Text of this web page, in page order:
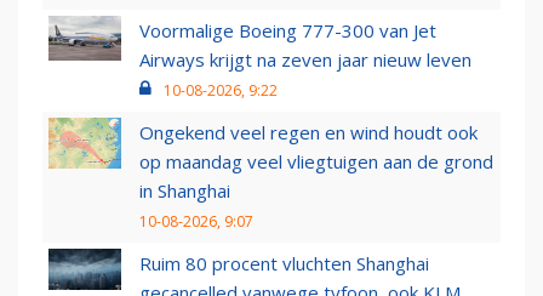
Voormalige Boeing 777-300 van Jet
Airways krijgt na zeven jaar nieuw leven
10-08-2026, 9:22
Ongekend veel regen en wind houdt ook
op maandag veel vliegtuigen aan de grond
in Shanghai
10-08-2026, 9:07
Ruim 80 procent vluchten Shanghai